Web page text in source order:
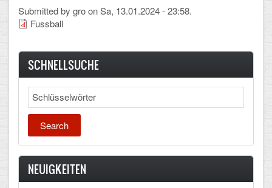
Förderverein
FÄCHER
Deutsch und Fremdsprachen
Ethik, Philosophie und Religion
Gesellschaftswissenschaften
Submitted by groon Sa, 13.01.2024 - 23:58.
Fussball
SCHNELLSUCHE
Search
NEUIGKEITEN